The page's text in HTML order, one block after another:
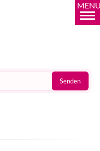
Senden